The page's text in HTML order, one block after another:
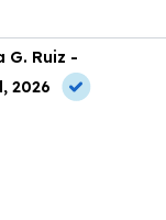
G. Ruiz -
2026